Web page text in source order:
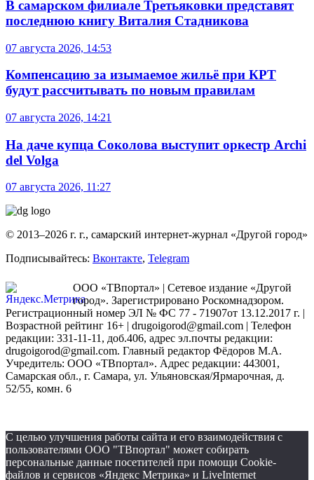
В самарском филиале Третьяковки представят
последнюю книгу Виталия Стадникова
07 августа 2026, 14:53
Компенсацию за изымаемое жильё при КРТ
будут рассчитывать по новым правилам
07 августа 2026, 14:21
На даче купца Соколова выступит оркестр Archi
del Volga
07 августа 2026, 11:27
© 2013–2026 г. г., самарский интернет-журнал «Другой город»
Подписывайтесь: Вконтакте, Telegram
ООО «ТВпортал» | Сетевое издание «Другой
город». Зарегистрировано Роскомнадзором.
Регистрационный номер ЭЛ № ФС 77 - 71907от 13.12.2017 г. |
Возрастной рейтинг 16+ | drugoigorod@gmail.com | Телефон
редакции: 331-11-11, доб.406, адрес эл.почты редакции:
drugoigorod@gmail.com. Главный редактор Фёдоров М.А.
Учредитель: ООО «ТВпортал». Адрес редакции: 443001,
Самарская обл., г. Самара, ул. Ульяновская/Ярмарочная, д.
52/55, комн. 6
С целью улучшения работы сайта и его взаимодействия с
пользователями ООО "ТВпортал" может собирать
персональные данные посетителей при помощи Cookie-
файлов и сервисов «Яндекс Метрика» и LiveInternet